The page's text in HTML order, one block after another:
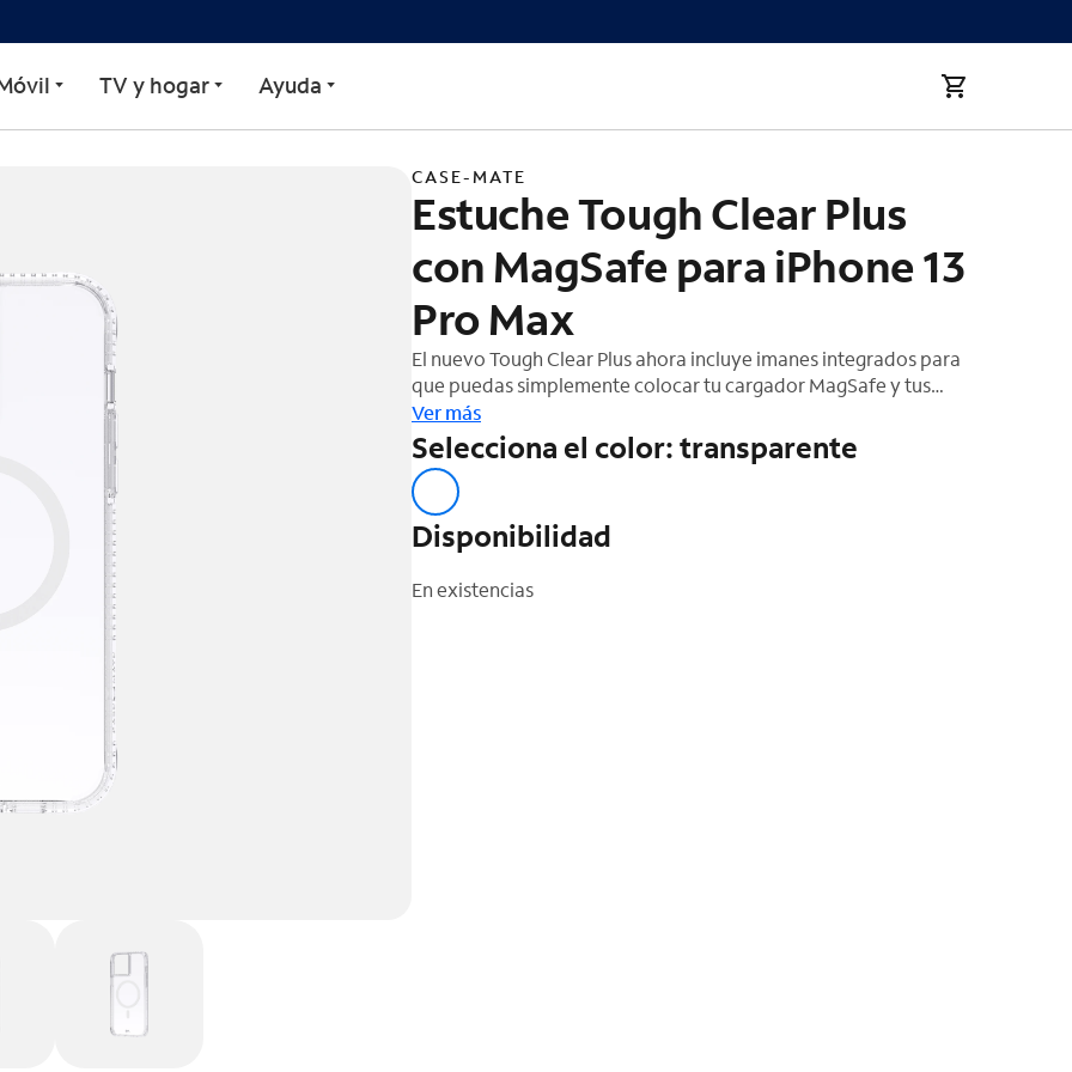
Clear Plus con MagSafe para iPhone 13 Pro Max
TV y hogar Ayuda
CASE-MATE
Estuche Tough Clear Plus
con MagSafe para iPhone 13
Pro Max
El nuevo Tough Clear Plus ahora incluye imanes integrados para
que puedas simplemente colocar tu cargador MagSafe y tus
accesorios para una experiencia de carga inalámbrica más rápida.
¡Con Tough Clear Plus, tienes todo lo que deseas en un solo
estuche!
Ver más
Selecciona el color: transparente
Disponibilidad
En existencias